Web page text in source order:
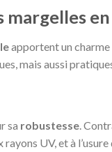
margelles
apportent un charme
mais aussi
sa robustesse.
UV, et à